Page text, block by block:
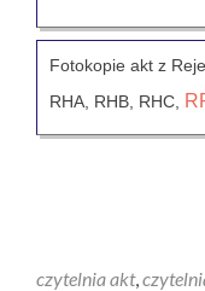
Fotokopie akt z
RHA, RHB, RHC,
czytelnia akt,